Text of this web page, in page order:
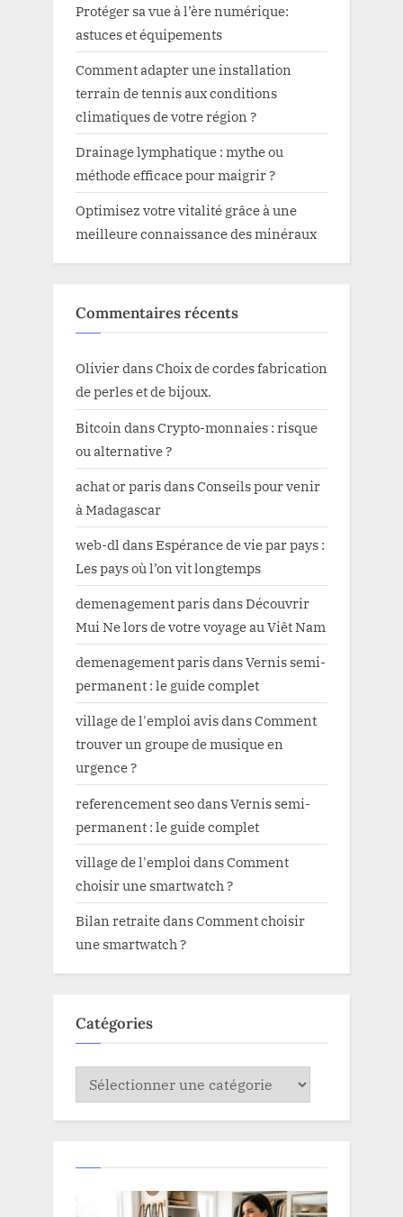
Protéger sa vue à l’ère numérique:
astuces et équipements
Comment adapter une installation
terrain de tennis aux conditions
climatiques de votre région ?
Drainage lymphatique : mythe ou
méthode efficace pour maigrir ?
Optimisez votre vitalité grâce à une
meilleure connaissance des minéraux
Commentaires récents
OlivierdansChoix de cordes fabrication
de perles et de bijoux.
Bitcoin dansCrypto-monnaies : risque
ou alternative ?
achat or parisdansConseils pour venir
à Madagascar
web-dl dansEspérance de vie par pays :
Les pays où l’on vit longtemps
demenagement parisdansDécouvrir
Mui Ne lors de votre voyage au Viêt Nam
demenagement parisdansVernis semi-
permanent : le guide complet
village de l'emploi avisdansComment
trouver un groupe de musique en
urgence ?
referencement seodansVernis semi-
permanent : le guide complet
village de l'emploi dansComment
choisir une smartwatch ?
Bilan retraitedansComment choisir
une smartwatch ?
Catégories
Catégories